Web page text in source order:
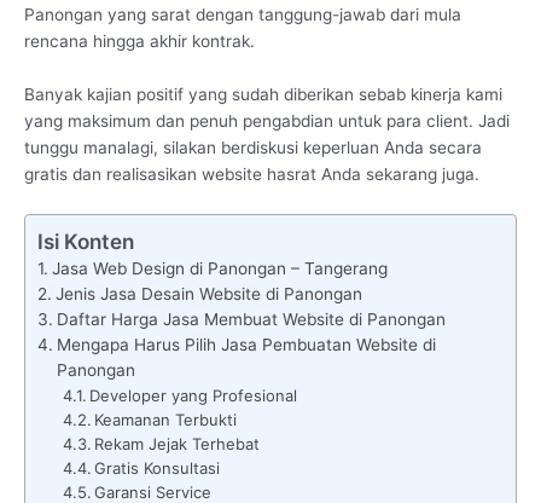
Panongan yang sarat dengan tanggung-jawab dari mula
rencana hingga akhir kontrak.
Banyak kajian positif yang sudah diberikan sebab kinerja kami
yang maksimum dan penuh pengabdian untuk para client. Jadi
tunggu manalagi, silakan berdiskusi keperluan Anda secara
gratis dan realisasikan website hasrat Anda sekarang juga.
Isi Konten
Jasa Web Design di Panongan – Tangerang
Jenis Jasa Desain Website di Panongan
Daftar Harga Jasa Membuat Website di Panongan
Mengapa Harus Pilih Jasa Pembuatan Website di
Panongan
Developer yang Profesional
Keamanan Terbukti
Rekam Jejak Terhebat
Gratis Konsultasi
Garansi Service